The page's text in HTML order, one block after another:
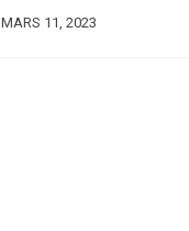
MARS 11, 2023